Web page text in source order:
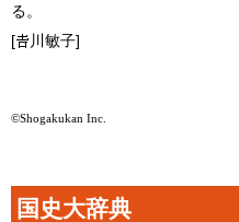
る。
[
川敏子]
©Shogakukan Inc.
国史大辞典